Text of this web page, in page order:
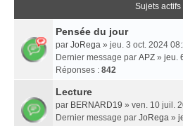
Sujets actifs
Pensée du jour
par JoRega » jeu. 3 oct. 2024
Dernier message par APZ » jeu.
Réponses : 842
Lecture
par BERNARD19 » ven. 10 juil.
Dernier message par JoRega »